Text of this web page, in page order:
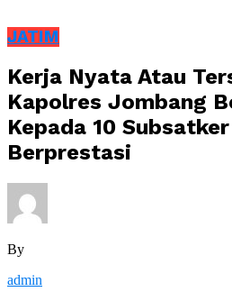
JATIM
Kerja Nyata Atau
Kapolres Jombang
Kepada 10 Subsatker
Berprestasi
By
admin